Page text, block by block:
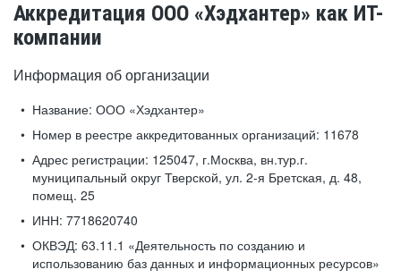
Аккредитация ООО «Хэдхантер» как ИТ-
компании
Информация об организации
Название: ООО «Хэдхантер»
Номер в реестре аккредитованных организаций: 11678
Адрес регистрации: 125047, г.Москва, вн.тур.г.
муниципальный округ Тверской, ул. 2-я Бретская, д. 48,
помещ. 25
ИНН: 7718620740
ОКВЭД: 63.11.1 «Деятельность по созданию и
использованию баз данных и информационных ресурсов»